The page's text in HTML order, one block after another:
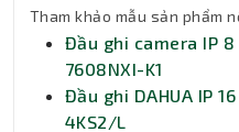
Tham khảo mẫu sản phẩm
Đầu ghi camera IP
7608NXI-K1
Đầu ghi DAHUA IP
4KS2/L